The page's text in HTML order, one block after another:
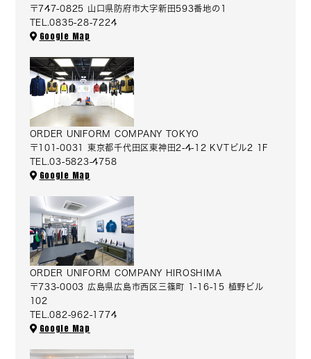
〒747-0825 山口県防府市大字新田593番地の1
TEL.0835-28-7224
Google Map
ORDER UNIFORM COMPANY TOKYO
〒101-0031 東京都千代田区東神田2-4-12 KVTビル2 1F
TEL.03-5823-4758
Google Map
ORDER UNIFORM COMPANY HIROSHIMA
〒733-0003 広島県広島市西区三篠町 1-16-15 植野ビル
102
TEL.082-962-1774
Google Map